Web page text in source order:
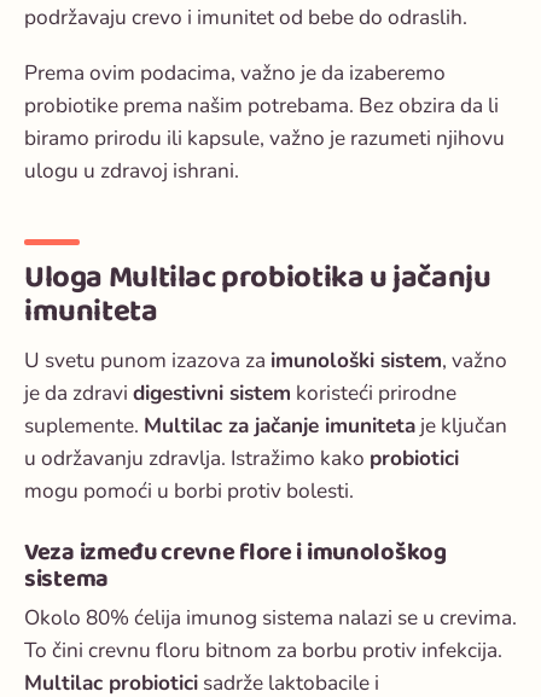
podržavaju crevo i imunitet od bebe do odraslih.
Prema ovim podacima, važno je da izaberemo
probiotike prema našim potrebama. Bez obzira da li
biramo prirodu ili kapsule, važno je razumeti njihovu
ulogu u zdravoj ishrani.
Uloga Multilac probiotika u jačanju
imuniteta
U svetu punom izazova za imunološki sistem, važno
je da zdravi digestivni sistem koristeći prirodne
suplemente. Multilac za jačanje imuniteta je ključan
u održavanju zdravlja. Istražimo kako probiotici
mogu pomoći u borbi protiv bolesti.
Veza između crevne flore i imunološkog
sistema
Okolo 80% ćelija imunog sistema nalazi se u crevima.
To čini crevnu floru bitnom za borbu protiv infekcija.
Multilac probiotici sadrže laktobacile i